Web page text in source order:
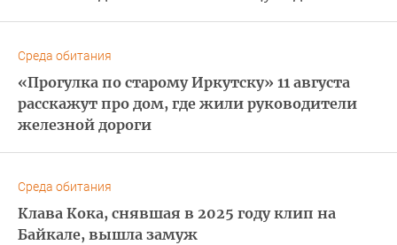
Среда обитания
«Прогулка по старому Иркутску» 11 августа
расскажут про дом, где жили руководители
железной дороги
Среда обитания
Клава Кока, снявшая в 2025 году клип на
Байкале, вышла замуж